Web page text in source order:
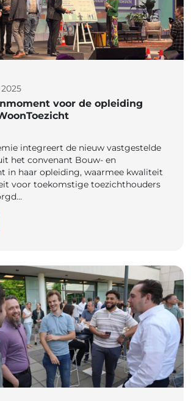
voor de opleiding
integreert de nieuw vastgestelde
het convenant Bouw- en
in haar opleiding, waarmee kwaliteit
voor toekomstige toezichthouders